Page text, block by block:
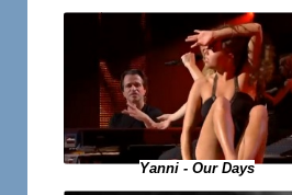
Yanni - Our Days